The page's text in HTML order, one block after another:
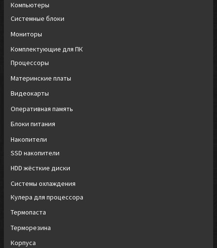
Компьютеры
Системные блоки
Мониторы
Комплектующие для ПК
Процессоры
Материнские платы
Видеокарты
Оперативная память
Блоки питания
Накопители
SSD накопители
HDD жёсткие диски
Системы охлаждения
Кулера для процессора
Термопаста
Терморезина
Корпуса